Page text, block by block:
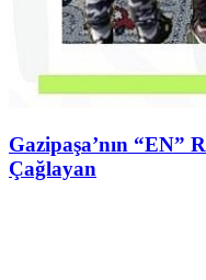
Gazipaşa’nın “EN”
Çağlayan